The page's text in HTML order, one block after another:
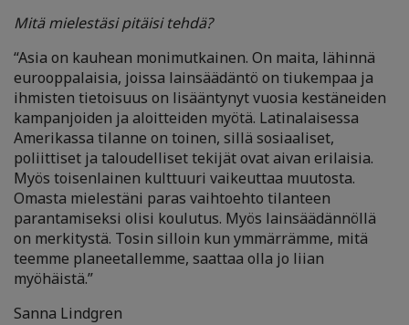
Mitä mielestäsi pitäisi tehdä?
“Asia on kauhean monimutkainen. On maita, lähinnä
eurooppalaisia, joissa lainsäädäntö on tiukempaa ja
ihmisten tietoisuus on lisääntynyt vuosia kestäneiden
kampanjoiden ja aloitteiden myötä. Latinalaisessa
Amerikassa tilanne on toinen, sillä sosiaaliset,
poliittiset ja taloudelliset tekijät ovat aivan erilaisia.
Myös toisenlainen kulttuuri vaikeuttaa muutosta.
Omasta mielestäni paras vaihtoehto tilanteen
parantamiseksi olisi koulutus. Myös lainsäädännöllä
on merkitystä. Tosin silloin kun ymmärrämme, mitä
teemme planeetallemme, saattaa olla jo liian
myöhäistä.”
Sanna Lindgren